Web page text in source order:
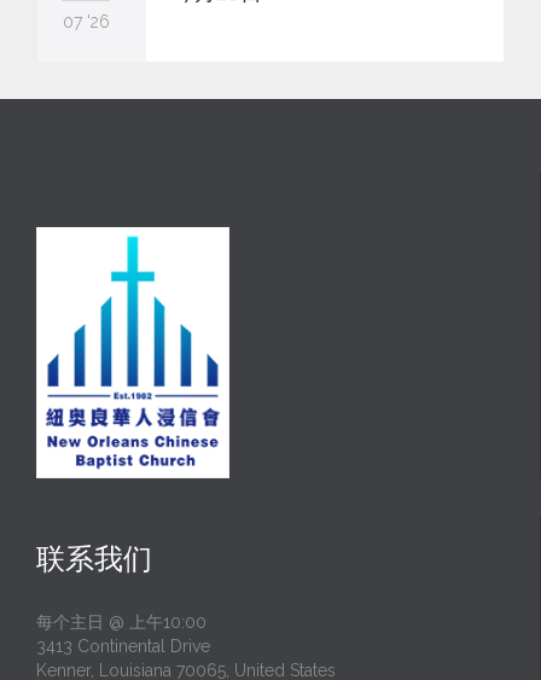
07 '26
联系我们
每个主日 @ 上午10:00
3413 Continental Drive
Kenner, Louisiana 70065, United States